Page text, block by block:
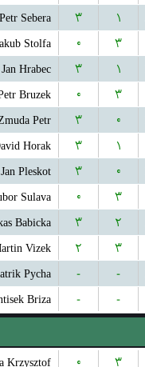
Petr Sebera
۳ ۱
Stolfa
۰ ۳
Jan Hrabec
۳ ۱
Bruzek
۰ ۳
Petr
۳ ۰
Horak
۳ ۱
Jan Pleskot
۳ ۰
Sulava
۰ ۳
Babicka
۳ ۲
Vizek
۲ ۳
Pycha
- -
Briza
- -
Krzysztof ۰ ۳